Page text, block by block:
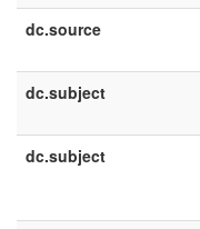
dc.source
dc.subject
dc.subject